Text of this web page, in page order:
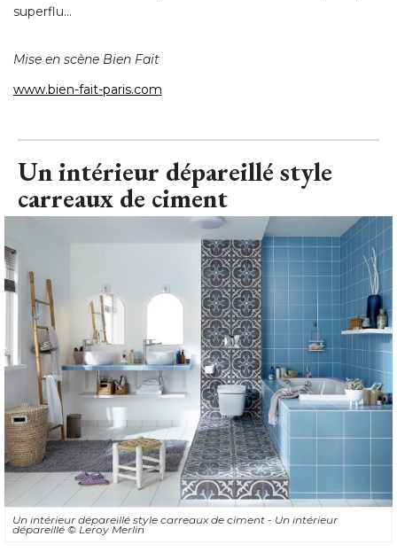
superflu...
Mise en scène Bien Fait
www.bien-fait-paris.com
Un intérieur dépareillé style
carreaux de ciment
Un intérieur dépareillé style carreaux de ciment - Un intérieur
dépareillé © Leroy Merlin